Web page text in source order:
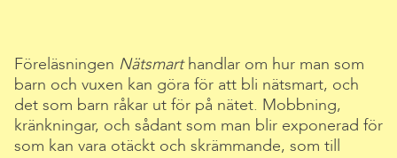
Föreläsningen Nätsmarthandlar om hur man som
barn och vuxen kan göra för att bli nätsmart, och
det som barn råkar ut för på nätet. Mobbning,
kränkningar, och sådant som man blir exponerad för
som kan vara otäckt och skrämmande, som till